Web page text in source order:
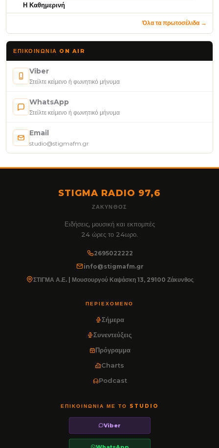
Η Καθημερινή
Όλα τα πρωτοσέλιδα →
ΕΠΙΚΟΙΝΩΝΊΑ ON AIR
Viber
Στείλτε κείμενο ή φωνητικό μήνυμα
WhatsApp
Στείλτε κείμενο ή φωνητικό μήνυμα
Email
studio@stigmafm.gr
STIGMA RADIO 97,6
ΖΆΚΥΝΘΟΣ
Ειδήσεις, μουσική και εκπομπές
24 ώρες το 24ωρο.
2695022222
info@stigmafm.gr
ΣΤΙΓΜΑ Α.Ε. | Μουσουργού Καψάσκη 13, 29100 Ζάκυνθος
ΠΕΡΙΕΧΌΜΕΝΟ
Σήμερα
Συνεντεύξεις
Πρόγραμμα
Charts
Podcast
ΕΠΙΚΟΙΝΩΝΊΑ ΜΕ ΤΟ STUDIO
Viber